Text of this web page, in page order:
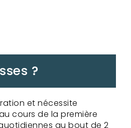
?
et nécessite
cours de la première
au bout de 2